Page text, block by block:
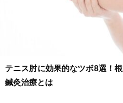
テニス肘に効果的なツボ8選！
鍼灸治療とは